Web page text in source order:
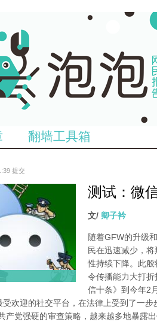
翻墙工具箱
提交
测试：微
文/ 卿子衿
随着GFW的升级
民在迅速减少，
性持续下降。此
令传播能力大打
信十条》到今年2
欢迎的社交平台，在法律上受到了一步
产党强硬的审查策略，越来越多地暴露